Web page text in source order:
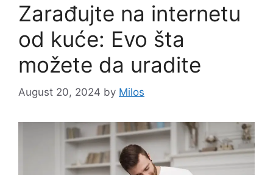
Zarađujte na internetu
od kuće: Evo šta
možete da uradite
August 20, 2024 by Milos